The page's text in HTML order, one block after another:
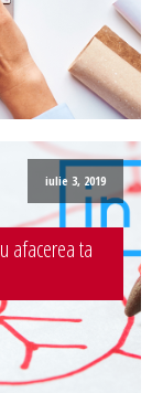
iulie 3, 2019
afacerea ta